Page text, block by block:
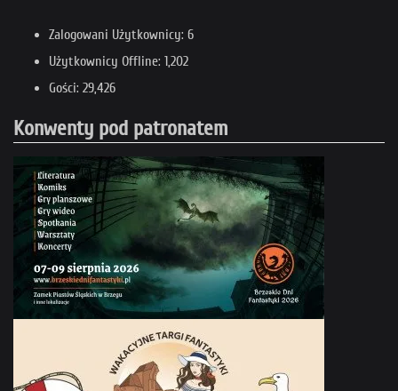
Zalogowani Użytkownicy: 6
Użytkownicy Offline: 1,202
Gości: 29,426
Konwenty pod patronatem